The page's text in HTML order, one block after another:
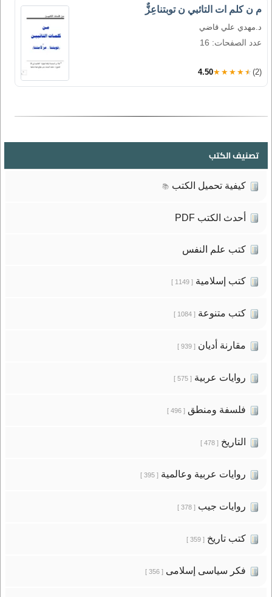
م ن كلم ات التائبي ن توبتناعِزٌّ
د.مهدي علي قاضي
عدد الصفحات: 16
4.50★★★★★ (2)
تصنيف الكتب
كيفية تحميل الكتب 📚
أحدث الكتب PDF
كتب علم النفس
كتب إسلامية[ 1149 ]
كتب متنوعة[ 1084 ]
مقارنة أديان[ 939 ]
روايات عربية[ 575 ]
فلسفة ومنطق[ 496 ]
التاريخ[ 478 ]
روايات عربية وعالمية[ 395 ]
روايات جيب[ 378 ]
كتب تاريخ[ 359 ]
فكر سياسى إسلامى[ 356 ]